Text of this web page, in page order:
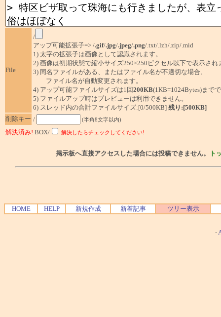
File
/
アップ可能拡張子=> /.gif/.jpg/.jpeg/.png/.txt/.lzh/.zip/.mid
1) 太字の拡張子は画像として認識されます。
2) 画像は初期状態で縮小サイズ250×250ピクセル以下で表示され
3) 同名ファイルがある、またはファイル名が不適切な場合、
ファイル名が自動変更されます。
4) アップ可能ファイルサイズは1回200KB(1KB=1024Bytes)まで
5) ファイルアップ時はプレビューは利用できません。
6) スレッド内の合計ファイルサイズ:[0/500KB] 残り:[500KB]
削除キー / (半角8文字以内)
解決済み! BOX/ 解決したらチェックしてください!
掲示板へ直接アクセスした場合には投稿できません。 ト
HOME HELP 新規作成 新着記事 ツリー表示
-